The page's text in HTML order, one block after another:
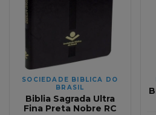
SOCIEDADE BIBLICA DO
BRASIL
Biblia Sagrada Ultra
Fina Preta Nobre RC